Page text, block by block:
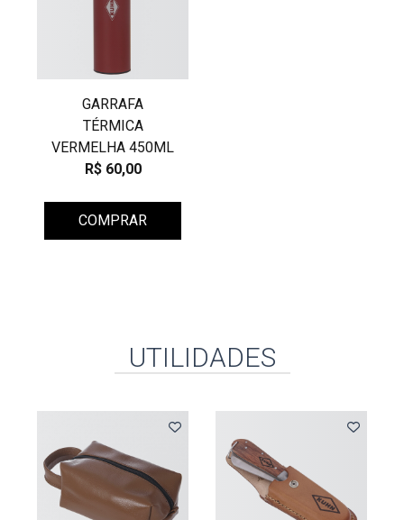
GARRAFA
TÉRMICA
VERMELHA 450ML
R$ 60,00
COMPRAR
UTILIDADES